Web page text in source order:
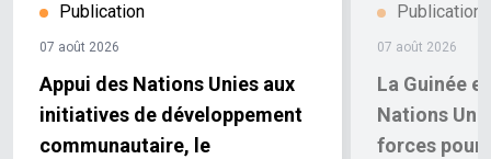
Publication
07 août 2026
Appui des Nations Unies aux
initiatives de développement
communautaire, le
Publication
07 août 2026
La Guinée
Nations
forces pour